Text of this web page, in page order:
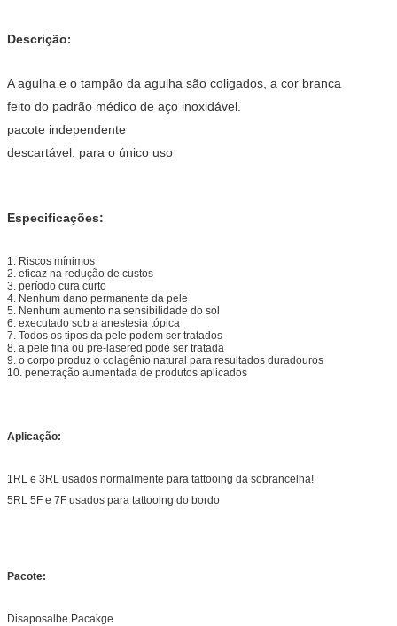
Descrição:
A agulha e o tampão da agulha são coligados, a cor branca
feito do padrão médico de aço inoxidável.
pacote independente
descartável, para o único uso
Especificações:
1. Riscos mínimos
2. eficaz na redução de custos
3. período cura curto
4. Nenhum dano permanente da pele
5. Nenhum aumento na sensibilidade do sol
6. executado sob a anestesia tópica
7. Todos os tipos da pele podem ser tratados
8. a pele fina ou pre-lasered pode ser tratada
9. o corpo produz o colagênio natural para resultados duradouros
10. penetração aumentada de produtos aplicados
Aplicação:
1RL e 3RL usados normalmente para tattooing da sobrancelha!
5RL 5F e 7F usados para tattooing do bordo
Pacote:
Disaposalbe Pacakge